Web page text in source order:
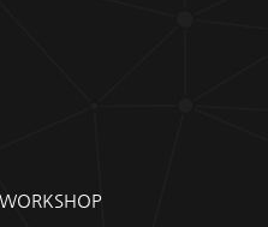
WORKSHOP